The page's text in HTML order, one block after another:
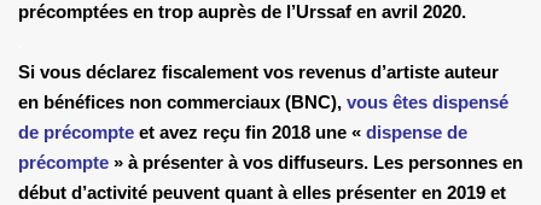
précomptées en trop auprès de l’Urssaf en avril 2020.
Si vous déclarez fiscalement vos revenus d’artiste auteur
en bénéfices non commerciaux (BNC), vous êtes dispensé
de précompte et avez reçu fin 2018 une « dispense de
précompte » à présenter à vos diffuseurs. Les personnes en
début d’activité peuvent quant à elles présenter en 2019 et